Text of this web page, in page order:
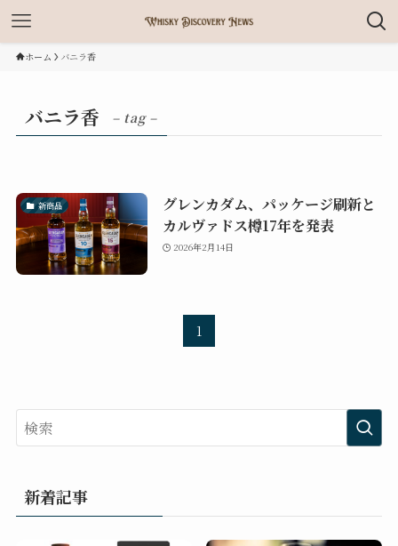
ホーム バニラ香
バニラ香 – tag –
新商品
グレンカダム、パッケージ刷新と
カルヴァドス樽17年を発表
2026年2月14日
1
新着記事